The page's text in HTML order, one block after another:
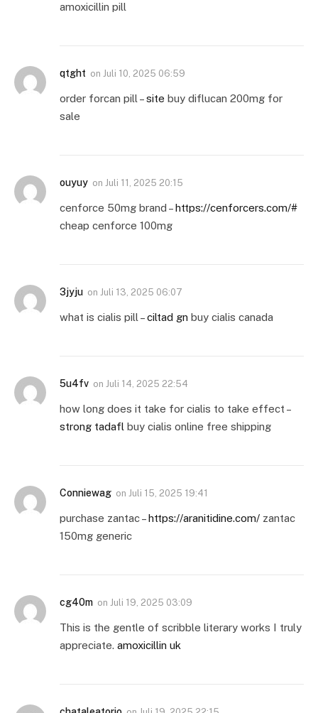
amoxicillin pill
qtght on Juli 10, 2025 06:59
order forcan pill –site buy diflucan 200mg for
sale
ouyuy on Juli 11, 2025 20:15
cenforce 50mg brand –https://cenforcers.com/#
cheap cenforce 100mg
3jyju on Juli 13, 2025 06:07
what is cialis pill –ciltad gn buy cialis canada
5u4fv on Juli 14, 2025 22:54
how long does it take for cialis to take effect –
strong tadafl buy cialis online free shipping
Conniewag on Juli 15, 2025 19:41
purchase zantac –https://aranitidine.com/ zantac
150mg generic
cg40m on Juli 19, 2025 03:09
This is the gentle of scribble literary works I truly
appreciate. amoxicillin uk